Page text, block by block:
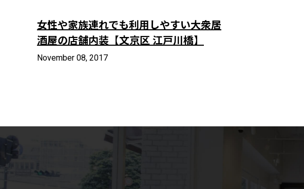
女性や家族連れでも利用しやすい大衆居
酒屋の店舗内装【文京区 江戸川橋】
November 08, 2017